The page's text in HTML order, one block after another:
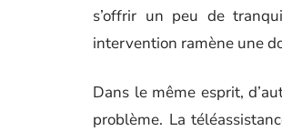
s’offrir un peu de
intervention ramène une
Dans le même esprit,
problème. La